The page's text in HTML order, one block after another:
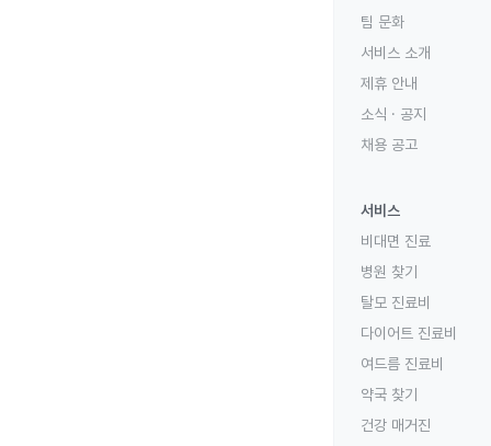
팀 문화
서비스 소개
제휴 안내
소식 · 공지
채용 공고
서비스
비대면 진료
병원 찾기
탈모 진료비
다이어트 진료비
여드름 진료비
약국 찾기
건강 매거진